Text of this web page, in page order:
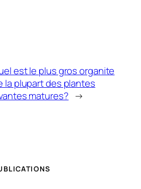
est le plus gros organite
la plupart des plantes
matures? →